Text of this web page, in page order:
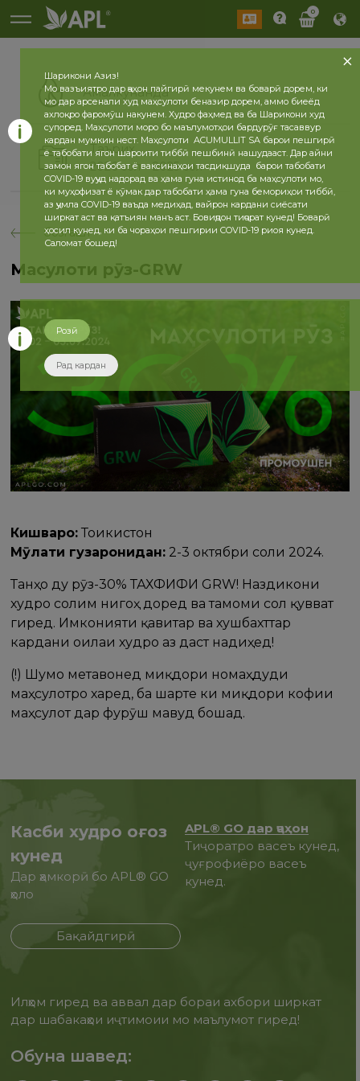
0
Амалкунанда
Таърих
2026 сол 2025 сол
бозгашт
Маҳсулоти рӯз-GRW
Кишварҳо: Тоҷикистон
Мӯҳлати гузаронидан: 2-3 октябри соли 2024.
Танҳо ду рӯз-30% ТАХФИФИ GRW! Наздикони
худро солим нигоҳ доред ва тамоми сол қувват
гиред. Имконияти қавитар ва хушбахттар
кардани оилаи худро аз даст надиҳед!
(!) Шумо метавонед миқдори номаҳдуди
маҳсулотро харед, ба шарте ки миқдори кофии
маҳсулот дар фурӯш мавҷуд бошад.
Касби худро оғоз
кунед
Дар ҳамкорӣ бо APL® GO
ҳоло
Бақайдгирӣ
APL® GO дар ҷаҳон
Тиҷоратро васеъ кунед,
ҷуғрофиёро васеъ
кунед.
Илҳом гиред ва аввал дар бораи ахбори ширкат
дар шабакаҳои иҷтимоии мо маълумот гиред!
Обуна шавед:
Шарикони Азиз!
Мо вазъиятро дар ҷаҳон пайгирӣ мекунем ва боварӣ дорем, ки
мо дар арсенали худ маҳсулоти беназир дорем, аммо биеёд
ахлоқро фаромӯш накунем. Худро фаҳмед ва ба Шарикони худ
супоред. Маҳсулоти моро бо маълумотҳои бардурӯғ тасаввур
кардан мумкин нест. Маҳсулоти ACUMULLIT SA барои пешгирӣ
ё табобати ягон шароити тиббӣ пешбинӣ нашудааст. Дар айни
замон ягон табобат ё ваксинаҳои тасдиқшуда барои табобати
COVID-19 вуҷуд надорад ва ҳама гуна истинод ба маҳсулоти мо,
ки муҳофизат ё кӯмак дар табобати ҳама гуна бемориҳои тиббӣ,
аз ҷумла COVID-19 ваъда медиҳад, вайрон кардани сиёсати
ширкат аст ва қатъиян манъ аст. Бовиҷдон тиҷорат кунед! Боварӣ
ҳосил кунед, ки ба чораҳои пешгирии COVID-19 риоя кунед.
Саломат бошед!
Розӣ
Рад кардан